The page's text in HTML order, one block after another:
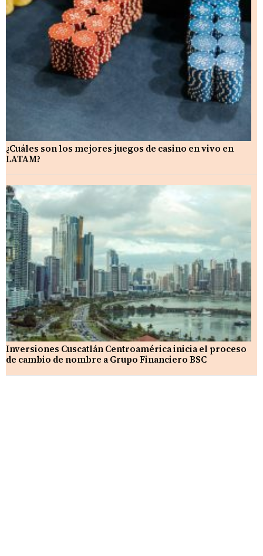
¿Cuáles son los mejores juegos de casino en vivo en
LATAM?
Inversiones Cuscatlán Centroamérica inicia el proceso
de cambio de nombre a Grupo Financiero BSC